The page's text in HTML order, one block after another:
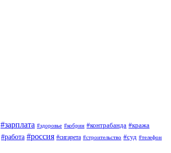
#зарплата #здоровье #кобрин #контрабанда #кража
#работа #россия #сигарета #строительство #суд #телефон